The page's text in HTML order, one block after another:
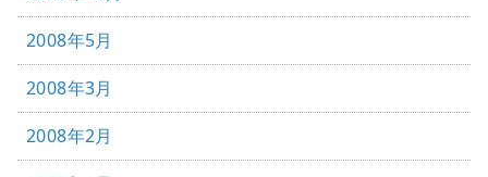
2008年5月
2008年3月
2008年2月